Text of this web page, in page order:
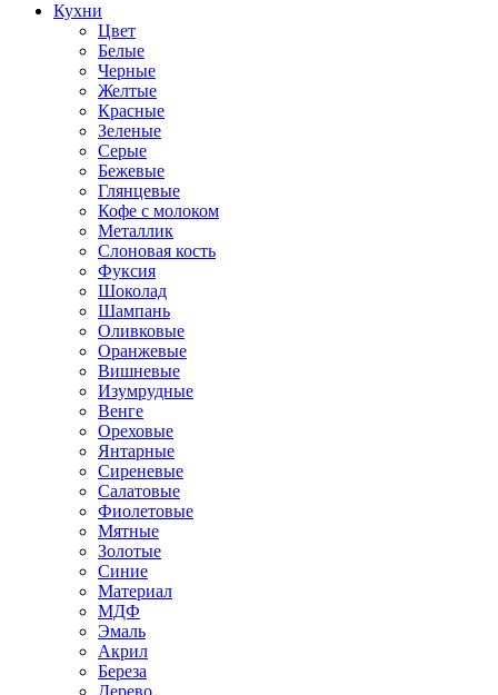
Кухни
Цвет
Белые
Черные
Желтые
Красные
Зеленые
Серые
Бежевые
Глянцевые
Кофе с молоком
Металлик
Слоновая кость
Фуксия
Шоколад
Шампань
Оливковые
Оранжевые
Вишневые
Изумрудные
Венге
Ореховые
Янтарные
Сиреневые
Салатовые
Фиолетовые
Мятные
Золотые
Синие
Материал
МДФ
Эмаль
Акрил
Береза
Дерево